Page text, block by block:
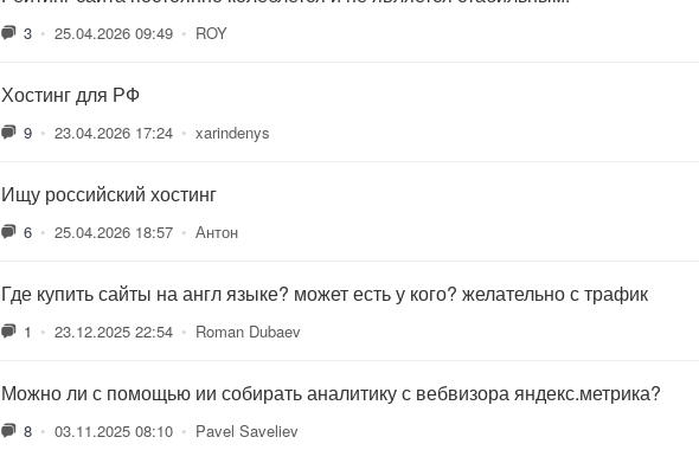
3 • 25.04.2026 09:49 • ROY
Хостинг для РФ
9 • 23.04.2026 17:24 • xarindenys
Ищу российский хостинг
6 • 25.04.2026 18:57 • Антон
Где купить сайты на англ языке? может есть у кого? желательно с трафик
1 • 23.12.2025 22:54 • Roman Dubaev
Можно ли с помощью ии собирать аналитику с вебвизора яндекс.метрика?
8 • 03.11.2025 08:10 • Pavel Saveliev